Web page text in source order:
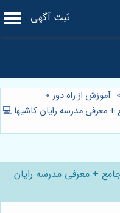
ثبت آگهی
» آموزش از راه دور»
+ معرفی مدرسه رایان کاشیها 💻
جامع + معرفی مدرسه رایان